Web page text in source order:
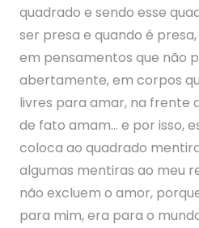
quadrado e sendo esse
ser presa e quando é
em pensamentos que não
abertamente, em corpos
livres para amar, na frente
de fato amam… e por isso,
coloca ao quadrado
algumas mentiras ao meu
não excluem o amor,
para mim, era para o